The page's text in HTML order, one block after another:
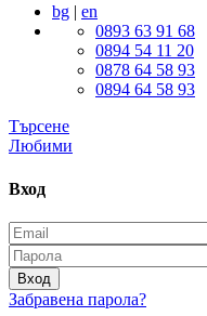
bg | en
0893 63 91 68
0894 54 11 20
0878 64 58 93
0894 64 58 93
Търсене
Любими
Вход
Вход
Забравена парола?